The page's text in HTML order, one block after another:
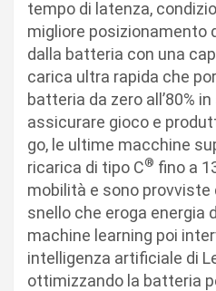
tempo di latenza,
migliore posizionamento
dalla batteria con una
carica ultra rapida che
batteria da zero all’80%
assicurare gioco e
go, le ultime macchine
ricarica di tipo C® fino a
mobilità e sono
snello che eroga energia
machine learning poi
intelligenza artificiale di
ottimizzando la batteria